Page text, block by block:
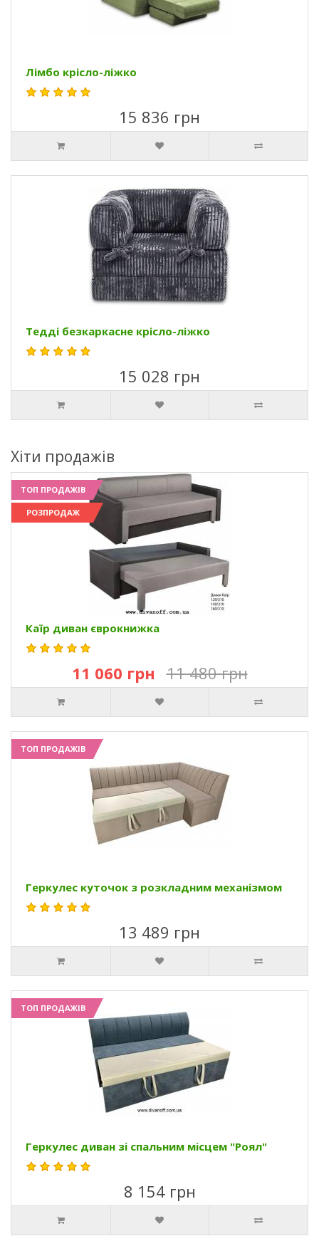
Лімбо крісло-ліжко
15 836 грн
Тедді безкаркасне крісло-ліжко
15 028 грн
Хіти продажів
ТОП ПРОДАЖІВ
РОЗПРОДАЖ
Каїр диван єврокнижка
11 060 грн 11 480 грн
ТОП ПРОДАЖІВ
Геркулес куточок з розкладним механізмом
13 489 грн
ТОП ПРОДАЖІВ
Геркулес диван зі спальним місцем "Роял"
8 154 грн